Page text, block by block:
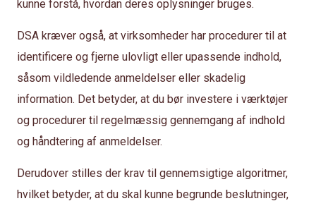
kunne forstå, hvordan deres oplysninger bruges.
DSA kræver også, at virksomheder har procedurer til at
identificere og fjerne ulovligt eller upassende indhold,
såsom vildledende anmeldelser eller skadelig
information. Det betyder, at du bør investere i værktøjer
og procedurer til regelmæssig gennemgang af indhold
og håndtering af anmeldelser.
Derudover stilles der krav til gennemsigtige algoritmer,
hvilket betyder, at du skal kunne begrunde beslutninger,